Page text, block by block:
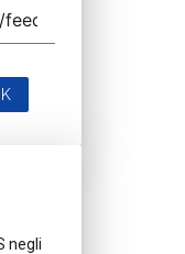
negli